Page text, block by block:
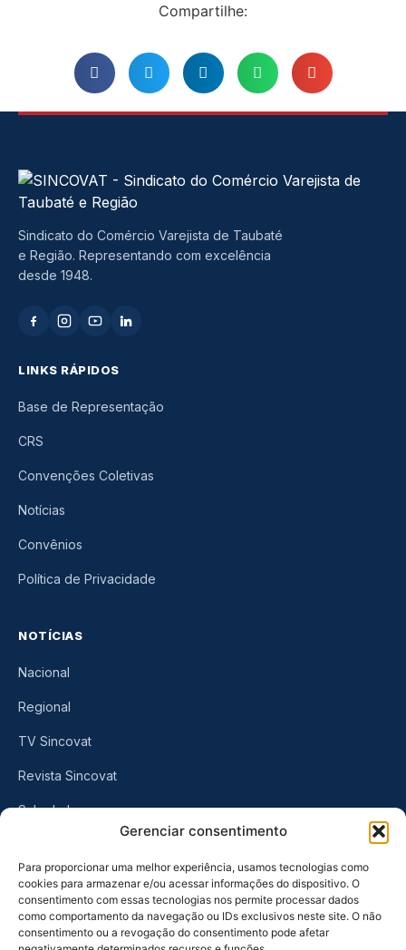
Gerenciar consentimento
Para proporcionar uma melhor experiência, usamos tecnologias como
cookies para armazenar e/ou acessar informações do dispositivo. O
consentimento com essas tecnologias nos permite processar dados
como comportamento da navegação ou IDs exclusivos neste site. O não
consentimento ou a revogação do consentimento pode afetar
Compartilhe:
Sindicato do Comércio Varejista de Taubaté
e Região. Representando com excelência
desde 1948.
LINKS RÁPIDOS
Base de Representação
CRS
Convenções Coletivas
Notícias
Convênios
Política de Privacidade
NOTÍCIAS
Nacional
Regional
TV Sincovat
Revista Sincovat
Sala de Imprensa
CONTATO
Rua Visconde do Rio Branco, 461
Centro, Taubaté-SP